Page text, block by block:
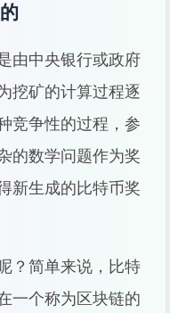
由中央银行或政府
挖矿的计算过程逐
竞争性的过程，参
的数学问题作为奖
新生成的比特币奖
？简单来说，比特
一个称为区块链的